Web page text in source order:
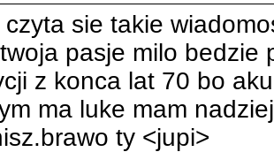
czyta sie takie
pasje milo bedzie
z konca lat 70 bo
ma luke mam
ty <jupi>